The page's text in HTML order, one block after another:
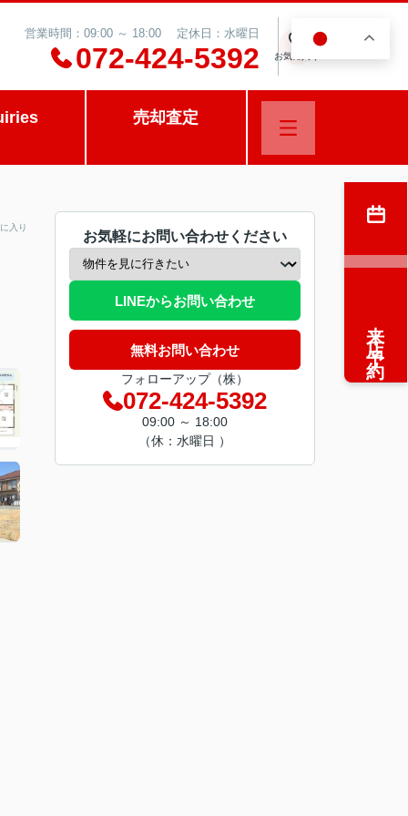
営業時間：09:00 ～ 18:00 定休日：水曜日
072-424-5392 お気に入り
売却査定
入り
お気軽にお問い合わせください
LINEからお問い合わせ
無料お問い合わせ
フォローアップ（株）
072-424-5392
09:00 ～ 18:00
（休：水曜日 ）
来店予約